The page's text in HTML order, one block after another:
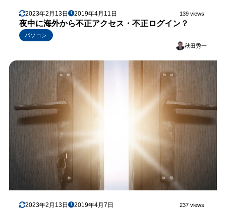
2023年2月13日 2019年4月11日 139 views
夜中に海外から不正アクセス・不正ログイン？
パソコン
秋田秀一
2023年2月13日 2019年4月7日 237 views